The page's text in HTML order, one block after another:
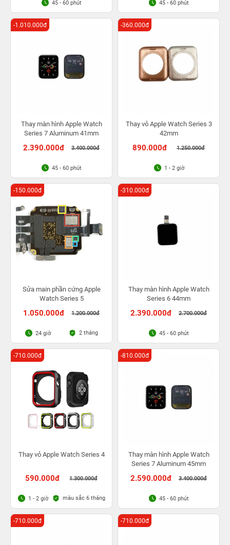
45 - 60 phút 45 - 60 phút
Thay màn hình Apple Watch
Series 7 Aluminum 41mm
2.390.000đ 3.400.000đ
-1.010.000đ
45 - 60 phút
Thay vỏ Apple Watch Series 3
42mm
890.000đ 1.250.000đ
-360.000đ
1 - 2 giờ
Sửa main phần cứng Apple
Watch Series 5
1.050.000đ 1.200.000đ
-150.000đ
24 giờ 2 tháng
Thay màn hình Apple Watch
Series 6 44mm
2.390.000đ 2.700.000đ
-310.000đ
45 - 60 phút
Thay vỏ Apple Watch Series 4
590.000đ 1.300.000đ
-710.000đ
1 - 2 giờ màu sắc 6 tháng
Thay màn hình Apple Watch
Series 7 Aluminum 45mm
2.590.000đ 3.400.000đ
-810.000đ
45 - 60 phút
-710.000đ -710.000đ